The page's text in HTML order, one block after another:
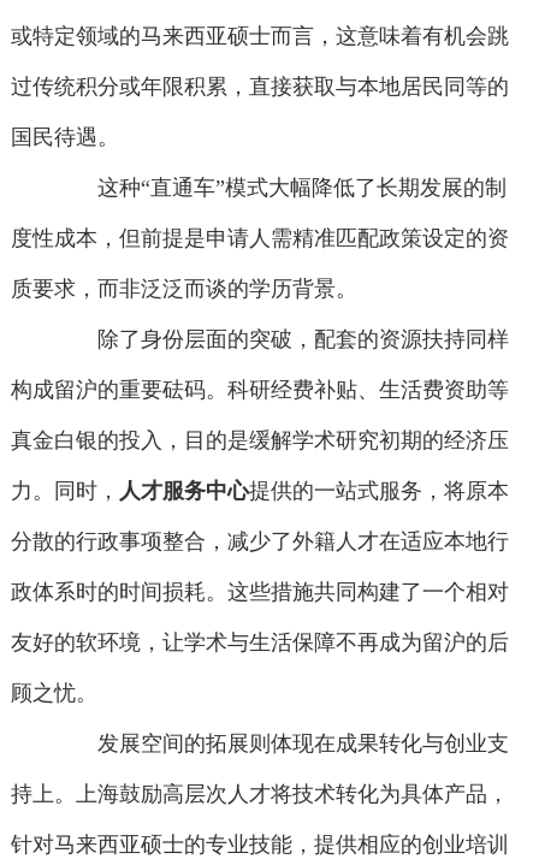
或特定领域的马来西亚硕士而言，这意味着有机会跳
过传统积分或年限积累，直接获取与本地居民同等的
国民待遇。
这种“直通车”模式大幅降低了长期发展的制
度性成本，但前提是申请人需精准匹配政策设定的资
质要求，而非泛泛而谈的学历背景。
除了身份层面的突破，配套的资源扶持同样
构成留沪的重要砝码。科研经费补贴、生活费资助等
真金白银的投入，目的是缓解学术研究初期的经济压
力。同时， 人才服务中心提供的一站式服务，将原本
分散的行政事项整合，减少了外籍人才在适应本地行
政体系时的时间损耗。这些措施共同构建了一个相对
友好的软环境，让学术与生活保障不再成为留沪的后
顾之忧。
发展空间的拓展则体现在成果转化与创业支
持上。上海鼓励高层次人才将技术转化为具体产品，
针对马来西亚硕士的专业技能，提供相应的创业培训